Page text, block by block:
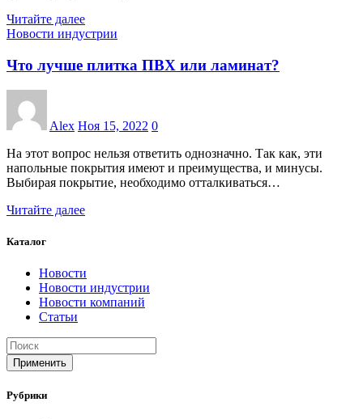
Читайте далее
Новости индустрии
Что лучше плитка ПВХ или ламинат?
Alex Ноя 15, 2022 0
На этот вопрос нельзя ответить однозначно. Так как, эти
напольные покрытия имеют и преимущества, и минусы.
Выбирая покрытие, необходимо отталкиваться…
Читайте далее
Каталог
Новости
Новости индустрии
Новости компаний
Статьи
Применить
Рубрики